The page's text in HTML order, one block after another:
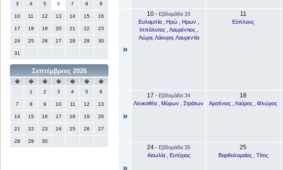
3 4 5 6 7 8 9
10 11 12 13 14 15 16
17 18 19 20 21 22 23
24 25 26 27 28 29 30
31
Σεπτέμβριος 2026
� � � � � �
�
1
2 3 4 5 6
7 8 9 10 11 12 13
14 15 16 17 18 19 20
21 22 23 24 25 26 27
28 29 30
»
10 - Εβδομάδα 33
Ευλαμπία , Ηρώ , Ηρων ,
Ιππόλυτος , Λαυρέντιος ,
Λώρα, Λάουρα, Λαυρεντία
11
Εύπλους
»
17 - Εβδομάδα 34
Λευκοθέα , Μύρων , Στράτων
18
Αρσένιος , Λαύρος , Φλώρος
»
24 - Εβδομάδα 35
Αιτωλία , Ευτύχιος
25
Βαρθολομαίος , Τίτος